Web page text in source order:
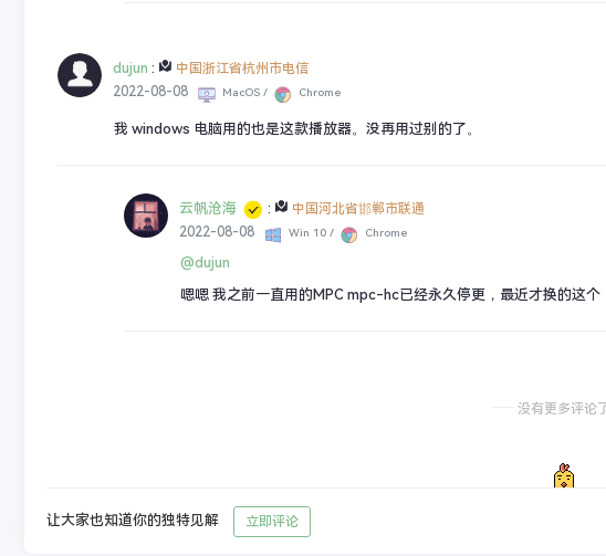
dujun :
中国浙江省杭州市电信
2022-08-08
MacOS / Chrome
我 windows 电脑用的也是这款播放器。没再用过别的了。
云帆沧海 :
中国河北省邯郸市联通
2022-08-08
Win 10 / Chrome
@dujun
嗯嗯 我之前一直用的MPC mpc-hc已经永久停更，最近才换的这个
没有更多评论
让大家也知道你的独特见解 立即评论